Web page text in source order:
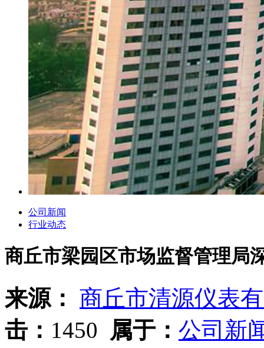
公司新闻
行业动态
商丘市梁园区市场监督管理局
来源： 商丘市清源仪表
击： 1450 属于： 公司新